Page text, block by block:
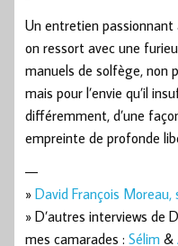
Un entretien passionnant
on ressort avec une
manuels de solfège, non
mais pour l’envie qu’il
différemment, d’une
empreinte de profonde
—
» David François
» D’autres interviews de
mes camarades : Sélim &